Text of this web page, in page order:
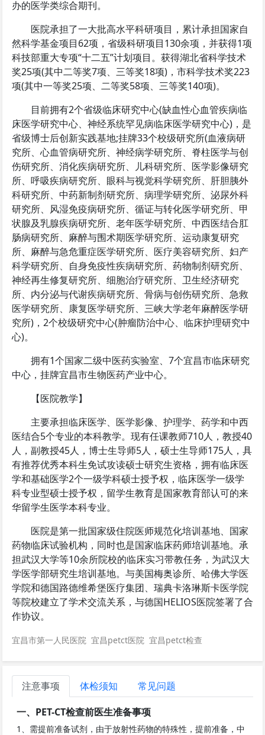
办的医学类综合期刊。
医院承担了一大批高水平科研项目，累计承担国家自
然科学基金项目62项，省级科研项目130余项，并获得1项
科技部重大专项“十二五”计划项目。获得湖北省科学技术
奖25项(其中二等奖7项、三等奖18项)，市科学技术奖223
项(其中一等奖25项、二等奖58项、三等奖140项)。
目前拥有2个省级临床研究中心(缺血性心血管疾病临
床医学研究中心、神经系统罕见病临床医学研究中心)，是
省级博士后创新实践基地;挂牌33个校级研究所(血液病研
究所、心血管病研究所、神经病学研究所、脊柱医学与创
伤研究所、消化疾病研究所、儿科研究所、医学影像研究
所、呼吸疾病研究所、眼科与视觉科学研究所、肝胆胰外
科研究所、中药新制剂研究所、病理学研究所、泌尿外科
研究所、风湿免疫病研究所、循证与转化医学研究所、甲
状腺及乳腺疾病研究所、老年医学研究所、中西医结合肛
肠病研究所、麻醉与围术期医学研究所、运动康复研究
所、麻醉与急危重症医学研究所、医疗美容研究所、妇产
科学研究所、自身免疫性疾病研究所、药物制剂研究所、
神经再生修复研究所、细胞治疗研究所、卫生经济研究
所、内分泌与代谢疾病研究所、骨病与创伤研究所、急救
医学研究所、康复医学研究所、三峡大学老年麻醉医学研
究所)，2个校级研究中心(肿瘤防治中心、临床护理研究中
心)。
拥有1个国家二级中医药实验室、7个宜昌市临床研究
中心，挂牌宜昌市生物医药产业中心。
【医院教学】
主要承担临床医学、医学影像、护理学、药学和中西
医结合5个专业的本科教学。现有任课教师710人，教授40
人，副教授45人，博士生导师5人，硕士生导师175人，具
有推荐优秀本科生免试攻读硕士研究生资格，拥有临床医
学和基础医学2个一级学科硕士授予权，临床医学一级学
科专业型硕士授予权，留学生教育是国家教育部认可的来
华留学生医学本科专业。
医院是第一批国家级住院医师规范化培训基地、国家
药物临床试验机构，同时也是国家临床药师培训基地。承
担武汉大学等10余所院校的临床实习带教任务，为武汉大
学医学部研究生培训基地。与美国梅奥诊所、哈佛大学医
学院和德国路德维希堡医疗集团、瑞典卡洛琳斯卡医学院
等院校建立了学术交流关系，与德国HELIOS医院签署了合
作协议。
宜昌市第一人民医院 宜昌petct医院 宜昌petct检查
注意事项 体检须知
常见问题
一、PET-CT检查前医生准备事项
1、需提前准备试剂，由于放射性药物的特殊性，提前准备，中